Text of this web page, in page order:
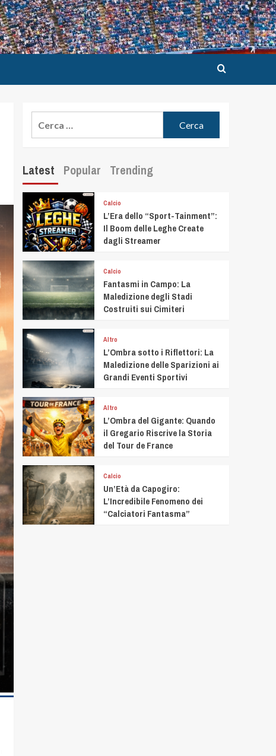
Latest Popular Trending
Calcio
L’Era dello “Sport-Tainment”:
Il Boom delle Leghe Create
dagli Streamer
Calcio
Fantasmi in Campo: La
Maledizione degli Stadi
Costruiti sui Cimiteri
Altro
L’Ombra sotto i Riflettori: La
Maledizione delle Sparizioni ai
Grandi Eventi Sportivi
Altro
L’Ombra del Gigante: Quando
il Gregario Riscrive la Storia
del Tour de France
Calcio
Un’Età da Capogiro:
L’Incredibile Fenomeno dei
“Calciatori Fantasma”